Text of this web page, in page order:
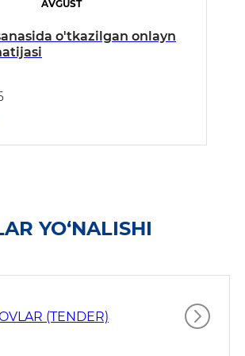
AVGUST
o'tkazilgan onlayn
YO‘NALISHI
(TENDER)